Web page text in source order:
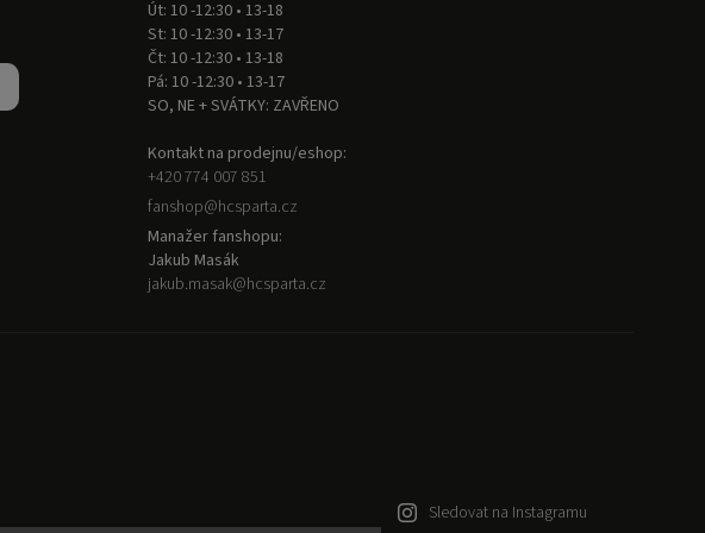
Sledovat na Instagramu
Út: 10 -12:30 • 13-18
St: 10 -12:30 • 13-17
Čt: 10 -12:30 • 13-18
Pá: 10 -12:30 • 13-17
SO, NE + SVÁTKY: ZAVŘENO
Kontakt na prodejnu/eshop:
+420 774 007 851
fanshop@hcsparta.cz
Manažer fanshopu:
Jakub Masák
jakub.masak@hcsparta.cz